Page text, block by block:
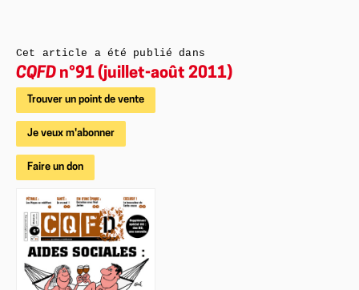
Cet article a été publié dans
CQFD n°91 (juillet-août 2011)
Trouver un point de vente
Je veux m'abonner
Faire un don